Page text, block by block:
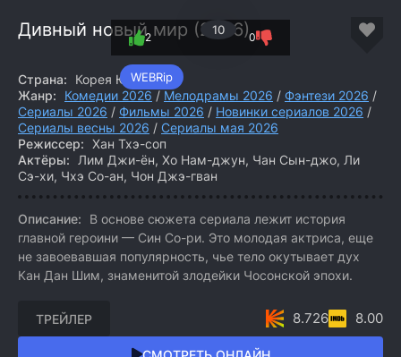
Дивный новый мир (2026)
WEBRip
10
2 0
Страна:
Корея Южная
Жанр:
Комедии 2026 / Мелодрамы 2026 / Фэнтези 2026 /
Сериалы 2026 / Фильмы 2026 / Новинки сериалов 2026 /
Сериалы весны 2026 / Сериалы мая 2026
Режиссер: Хан Тхэ-соп
Актёры:
Лим Джи-ён, Хо Нам-джун, Чан Сын-джо, Ли
Сэ-хи, Чхэ Со-ан, Чон Джэ-гван
Описание:
В основе сюжета сериала лежит история
главной героини — Син Со-ри. Это молодая актриса, еще
не завоевавшая популярность, чье тело окутывает дух
Кан Дан Шим, знаменитой злодейки Чосонской эпохи.
ТРЕЙЛЕР 8.726 8.00